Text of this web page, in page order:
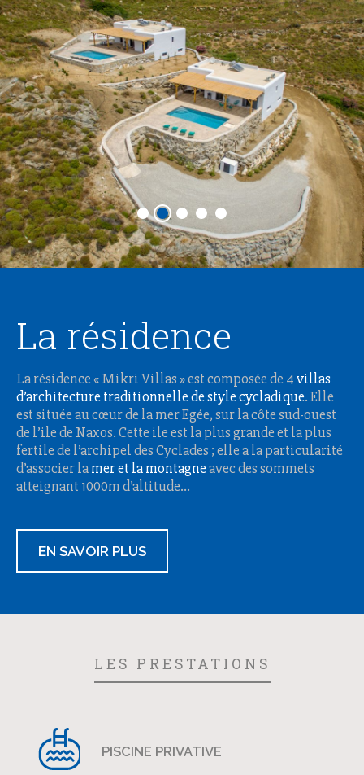
La résidence
La résidence « Mikri Villas » est composée de 4villas
d’architecture traditionnelle de style cycladique. Elle
est située au cœur de la mer Egée, sur la côte sud-ouest
de l’ile de Naxos. Cette ile est la plus grande et la plus
fertile de l’archipel des Cyclades ; elle a la particularité
d’associer lamer et la montagneavec des sommets
atteignant 1000m d’altitude…
EN SAVOIR PLUS
LES PRESTATIONS
PISCINE PRIVATIVE